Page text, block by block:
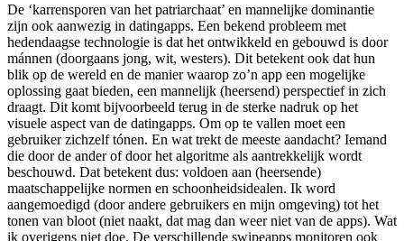
De ‘karrensporen van het patriarchaat’ en mannelijke dominantie
zijn ook aanwezig in datingapps. Een bekend probleem met
hedendaagse technologie is dat het ontwikkeld en gebouwd is door
mánnen (doorgaans jong, wit, westers). Dit betekent ook dat hun
blik op de wereld en de manier waarop zo’n app een mogelijke
oplossing gaat bieden, een mannelijk (heersend) perspectief in zich
draagt. Dit komt bijvoorbeeld terug in de sterke nadruk op het
visuele aspect van de datingapps. Om op te vallen moet een
gebruiker zichzelf tónen. En wat trekt de meeste aandacht? Iemand
die door de ander of door het algoritme als aantrekkelijk wordt
beschouwd. Dat betekent dus: voldoen aan (heersende)
maatschappelijke normen en schoonheidsidealen. Ik word
aangemoedigd (door andere gebruikers en mijn omgeving) tot het
tonen van bloot (niet naakt, dat mag dan weer niet van de apps). Wat
ik overigens niet doe. De verschillende swipeapps monitoren ook